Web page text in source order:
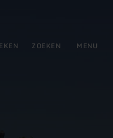
ZOEKEN MENU